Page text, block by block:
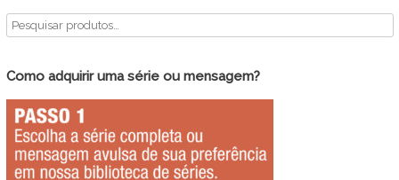
Como adquirir uma série ou mensagem?